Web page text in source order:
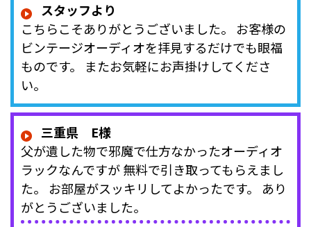
スタッフより
こちらこそありがとうございました。 お客様の
ビンテージオーディオを拝見するだけでも眼福
ものです。 またお気軽にお声掛けしてくださ
い。
三重県 E様
父が遺した物で邪魔で仕方なかったオーディオ
ラックなんですが 無料で引き取ってもらえまし
た。 お部屋がスッキリしてよかったです。 あり
がとうございました。